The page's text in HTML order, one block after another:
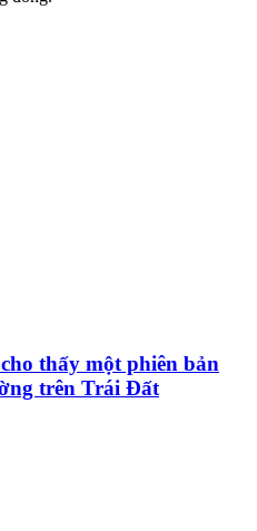
thấy một phiên bản
trên Trái Đất